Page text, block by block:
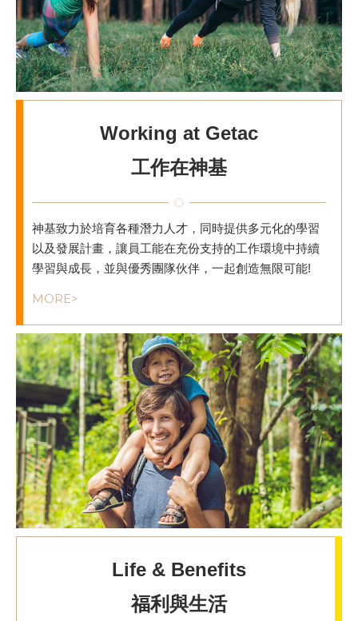
Working at Getac
工作在神基
神基致力於培育各種潛力人才，同時提供多元化的學習
以及發展計畫，讓員工能在充份支持的工作環境中持續
學習與成長，並與優秀團隊伙伴，一起創造無限可能!
MORE>
Life & Benefits
福利與生活